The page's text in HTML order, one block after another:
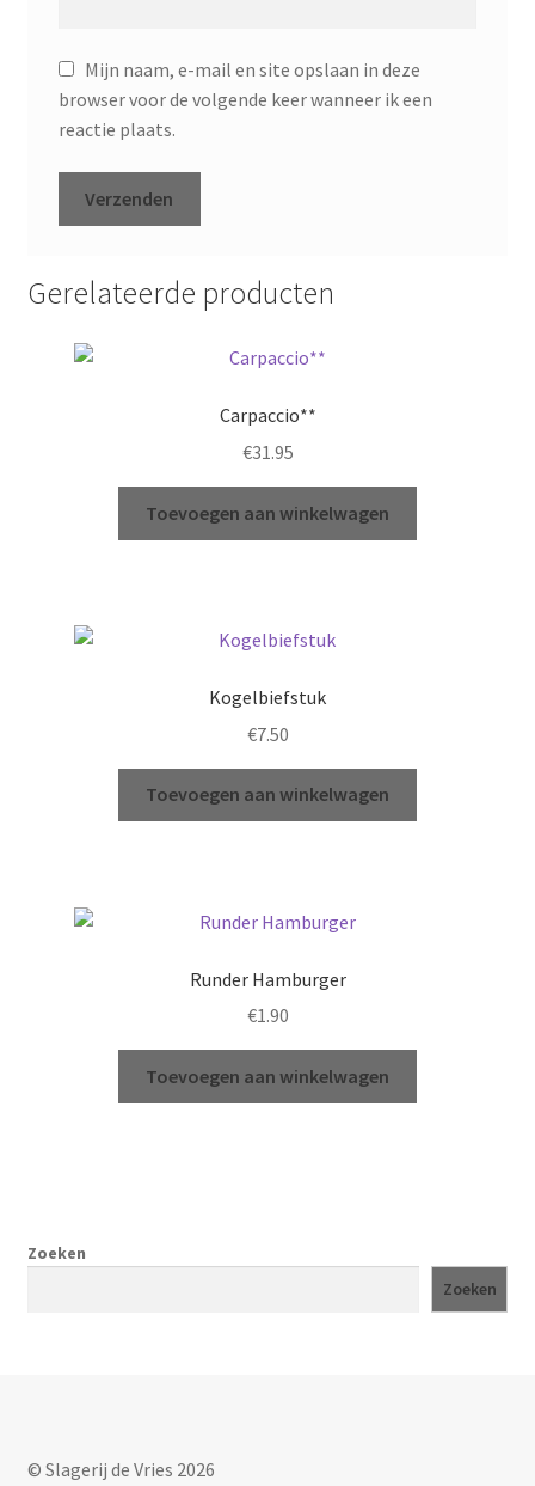
Mijn naam, e-mail en site opslaan in deze
browser voor de volgende keer wanneer ik een
reactie plaats.
Gerelateerde producten
Carpaccio**
€31.95
Toevoegen aan winkelwagen
Kogelbiefstuk
€7.50
Toevoegen aan winkelwagen
Runder Hamburger
€1.90
Toevoegen aan winkelwagen
Zoeken
Zoeken
© Slagerij de Vries 2026